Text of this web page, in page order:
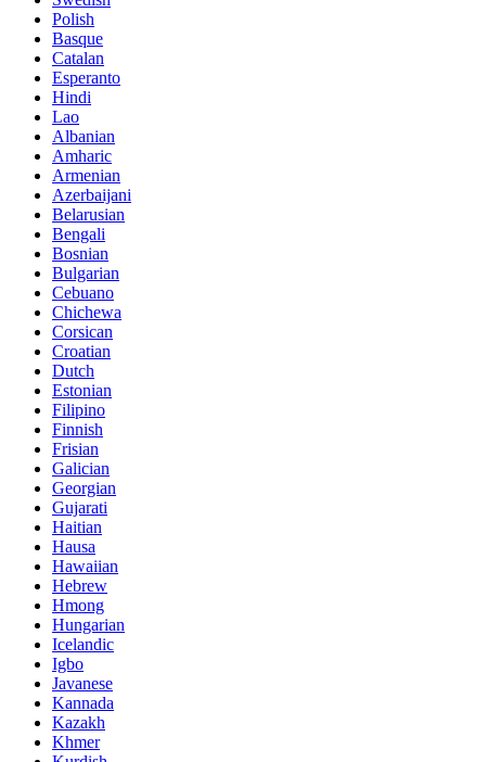
Polish
Basque
Catalan
Esperanto
Hindi
Lao
Albanian
Amharic
Armenian
Azerbaijani
Belarusian
Bengali
Bosnian
Bulgarian
Cebuano
Chichewa
Corsican
Croatian
Dutch
Estonian
Filipino
Finnish
Frisian
Galician
Georgian
Gujarati
Haitian
Hausa
Hawaiian
Hebrew
Hmong
Hungarian
Icelandic
Igbo
Javanese
Kannada
Kazakh
Khmer